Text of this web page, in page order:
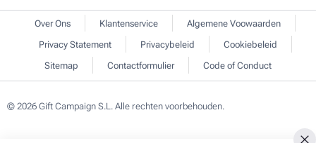
Over Ons Klantenservice
Algemene Voowaarden
Privacy Statement
Privacybeleid
Cookiebeleid
Sitemap
Contactformulier Code of Conduct
© 2026 Gift Campaign S.L. Alle rechten voorbehouden.